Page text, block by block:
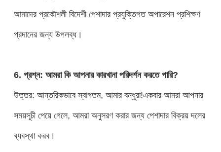
আমাদের প্রকৌশলী বিদেশী পেশাদার প্রযুক্তিগত অপারেশন প্রশিক্ষণ
প্রদানের জন্য উপলব্ধ।
6. প্রশ্ন: আমরা কি আপনার কারখানা পরিদর্শন করতে পারি?
উত্তর: আন্তরিকভাবে স্বাগতম, আমার বন্ধুরা!একবার আমরা আপনার
সময়সূচী পেয়ে গেলে, আমরা অনুসরণ করার জন্য পেশাদার বিক্রয় দলের
ব্যবস্থা করব।